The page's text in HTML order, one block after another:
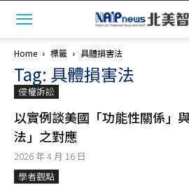
Home 標籤 具體損害法
Tag: 具體損害法
侵權訴訟
以實例談美國「功能性關係」
法」之對應
2026 年 4 月 16 日
學者觀點